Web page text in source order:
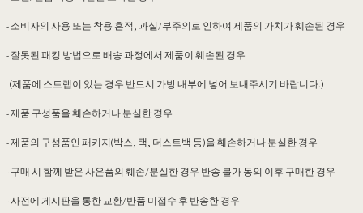
- 소비자의 사용 또는 착용 흔적, 과실/부주의로 인하여 제품의 가치가 훼손된 경우
- 잘못된 패킹 방법으로 배송 과정에서 제품이 훼손된 경우
(제품에 스트랩이 있는 경우 반드시 가방 내부에 넣어 보내주시기 바랍니다.)
- 제품 구성품을 훼손하거나 분실한 경우
- 제품의 구성품인 패키지(박스, 택, 더스트백 등)을 훼손하거나 분실한 경우
- 구매 시 함께 받은 사은품의 훼손/분실한 경우 반송 불가 동의 이후 구매한 경우
- 사전에 게시판을 통한 교환/반품 미접수 후 반송한 경우